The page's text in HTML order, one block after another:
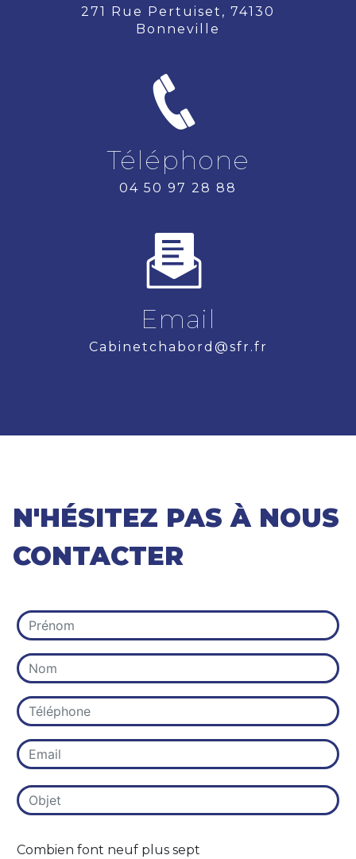
271 Rue Pertuiset, 74130
Bonneville
Téléphone
04 50 97 28 88
Email
cabinetchabord@sfr.fr
N'HÉSITEZ PAS À NOUS
CONTACTER
Combien font neuf plus sept